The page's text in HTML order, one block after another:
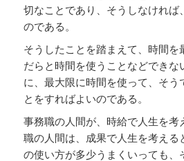
切なことであり、そうしなければ
のである。
そうしたことを踏まえて、時間を
だらと時間を使うことなどできな
に、最大限に時間を使って、そう
とをすればよいのである。
事務職の人間が、時給で人生を考
職の人間は、成果で人生を考える
の使い方が多少うまくいっても、